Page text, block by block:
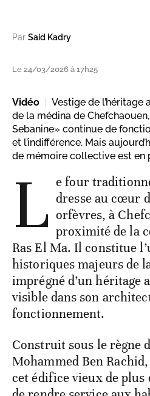
Par Said Kadry
Le 24/03/2026 à 17h25
Vidéo
Vestige de
de la médina de
Sebanine» continue de
et l’indifférence. Mais
de mémoire collective est en
L e four
dresse au cœur
orfèvres, à
proximité de la
Ras El Ma. Il constitue
historiques majeurs de
imprégné d’un héritage
visible dans son
fonctionnement.
Construit sous le règne
Mohammed Ben
cet édifice vieux de plus